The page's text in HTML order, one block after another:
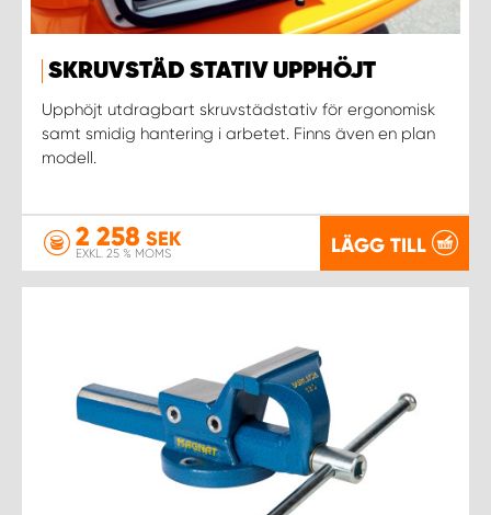
SKRUVSTÄD STATIV UPPHÖJT
Upphöjt utdragbart skruvstädstativ för ergonomisk
samt smidig hantering i arbetet. Finns även en plan
modell.
2 258 SEK
EXKL. 25 % MOMS LÄGG TILL
WORK SYSTEM UMEÅ
WORK SYSTEM UPPSALA
WORK SYSTEM VARBERG
WORK SYSTEM VÄSTERÅS
WORK SYSTEM ÖSTERSUND